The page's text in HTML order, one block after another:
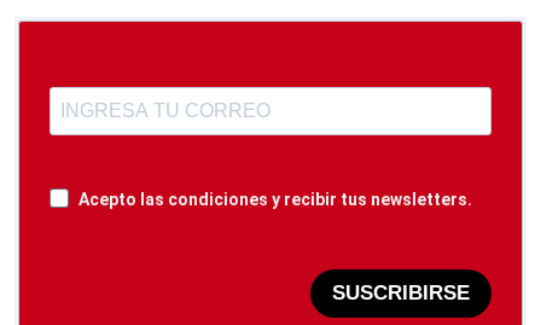
Acepto las condiciones y recibir tus newsletters.
SUSCRIBIRSE